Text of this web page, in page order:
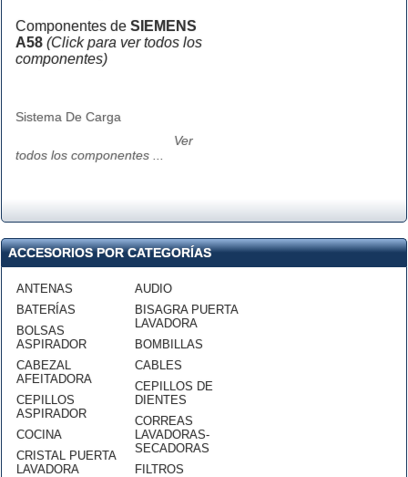
Componentes de SIEMENS
A58 (Click para ver todos los
componentes)
Sistema De Carga
Ver
todos los componentes ...
ACCESORIOS POR CATEGORÍAS
ANTENAS
BATERÍAS
BOLSAS
ASPIRADOR
CABEZAL
AFEITADORA
CEPILLOS
ASPIRADOR
COCINA
CRISTAL PUERTA
LAVADORA
AUDIO
BISAGRA PUERTA
LAVADORA
BOMBILLAS
CABLES
CEPILLOS DE
DIENTES
CORREAS
LAVADORAS-
SECADORAS
FILTROS